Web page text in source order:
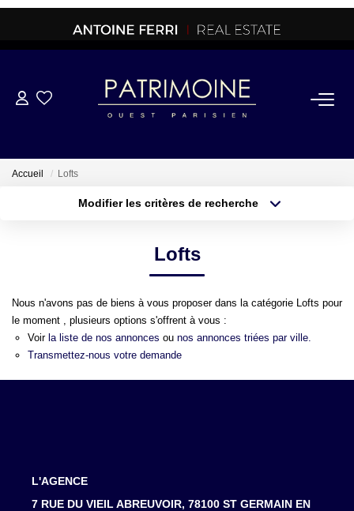
ACHETER
OFF MARKET
BRETAGNE
PROPRIETES/CHATEAUX
LOUER
Accueil Lofts
Modifier les critères de recherche
Budget max Plus de critères
Lofts
Nous n'avons pas de biens à vous proposer dans la catégorie Lofts pour
le moment , plusieurs options s'offrent à vous :
Voir la liste de nos annonces ou nos annonces triées par ville.
Transmettez-nous votre demande
L'AGENCE
7 RUE DU VIEIL ABREUVOIR, 78100 ST GERMAIN EN